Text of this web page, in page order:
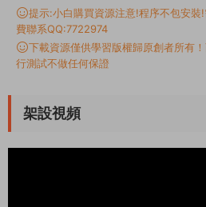
提示:小白購買資源注意!程序不包安
費聯系QQ:7722974
下載資源僅供學習版權歸原創者所有
行測試不做任何保證
架設視頻